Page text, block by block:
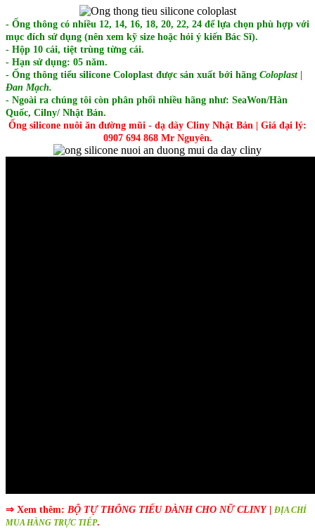
- Ống thông có nhiều 12, 14, 16, 18, 20, 22, 24 để lựa chọn phù hợp với
mục đích sử dụng (nên xem kỹ size hoặc hỏi ý kiến Bác Sĩ).
- Hộp 10 cái, tiệt trùng từng cái.
- Hạn sử dụng: 05 năm.
- Ống thông tiểu silicone Coloplast được sản xuất bới hãng Coloplast |
Đan Mạch.
- Ngoài ra chúng tôi còn phân phối nhiều hãng như: SeaWon/Hàn
Quốc, Cilny/ Nhật Bản.
Ống silicone nuôi ăn đường mũi - dạ dày Cliny Nhật Bản | Giá đại lý:
0907 694 868 Mr Nguyên.
⇒ Xem thêm: BỘ TỰ THÔNG TIỂU DÀNH CHO NỮ CLINY| ĐỊA CHỈ
MUA HÀNG TRỰC TIẾP.